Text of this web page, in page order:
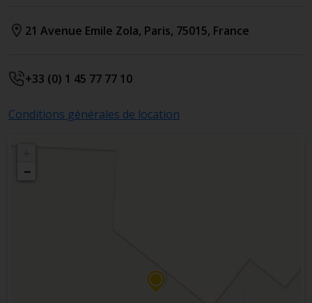
21 Avenue Emile Zola, Paris, 75015, France
+33 (0) 1 45 77 77 10
Conditions générales de location
−